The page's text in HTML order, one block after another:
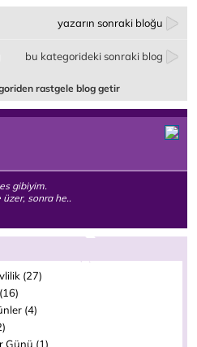
yazarın sonraki bloğu
bu kategorideki sonraki blog
rastgele blog getir
gibiyim.
üzer, sonra he..
(27)
(4)
Günü (1)